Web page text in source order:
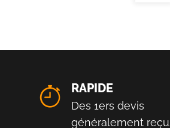
RAPIDE
Des 1ers devis
généralement